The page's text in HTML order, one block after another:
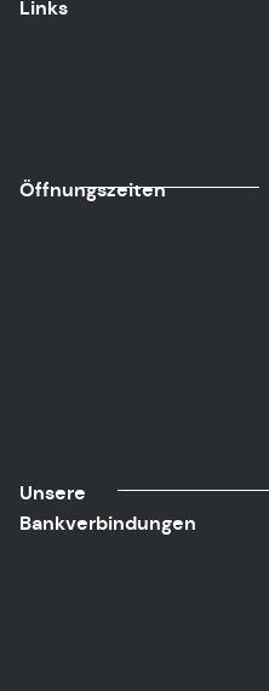
Links
Öffnungszeiten
Unsere
Bankverbindungen